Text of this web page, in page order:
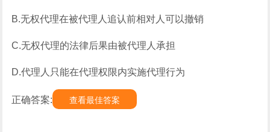
B.无权代理在被代理人追认前相对人可以撤销
C.无权代理的法律后果由被代理人承担
D.代理人只能在代理权限内实施代理行为
正确答案: 查看最佳答案